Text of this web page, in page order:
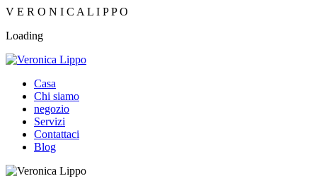
V E R O N I C A L I PPO
Loading
Casa
Chi siamo
negozio
Servizi
Contattaci
Blog